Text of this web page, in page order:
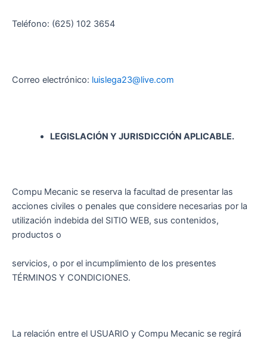
Teléfono: (625) 102 3654
Correo electrónico: luislega23@live.com
LEGISLACIÓN Y JURISDICCIÓN APLICABLE.
Compu Mecanic se reserva la facultad de presentar las
acciones civiles o penales que considere necesarias por la
utilización indebida del SITIO WEB, sus contenidos,
productos o
servicios, o por el incumplimiento de los presentes
TÉRMINOS Y CONDICIONES.
La relación entre el USUARIO y Compu Mecanic se regirá